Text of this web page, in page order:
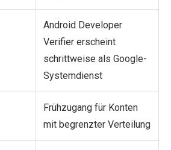
Android Developer
Verifier erscheint
schrittweise als Google-
Systemdienst
Frühzugang für Konten
mit begrenzter Verteilung